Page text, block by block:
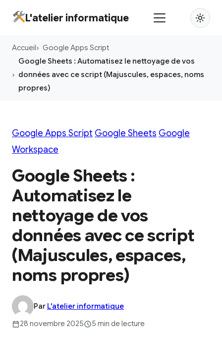
principal
L'atelier informatique
Accueil
Google Apps Script
Google Sheets : Automatisez le nettoyage de vos
données avec ce script (Majuscules, espaces, noms
propres)
Google Apps Script Google Sheets Google
Workspace
Google Sheets :
Automatisez le
nettoyage de vos
données avec ce script
(Majuscules, espaces,
noms propres)
Par L'atelier informatique
28 novembre 2025
5 min de lecture